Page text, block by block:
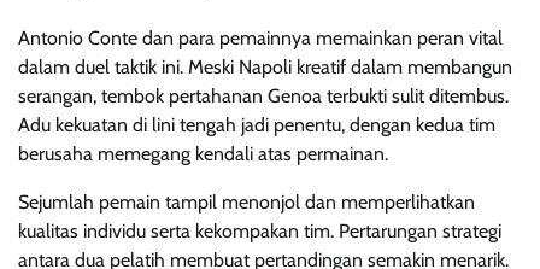
Antonio Conte dan para pemainnya memainkan peran vital
dalam duel taktik ini. Meski Napoli kreatif dalam membangun
serangan, tembok pertahanan Genoa terbukti sulit ditembus.
Adu kekuatan di lini tengah jadi penentu, dengan kedua tim
berusaha memegang kendali atas permainan.
Sejumlah pemain tampil menonjol dan memperlihatkan
kualitas individu serta kekompakan tim. Pertarungan strategi
antara dua pelatih membuat pertandingan semakin menarik.